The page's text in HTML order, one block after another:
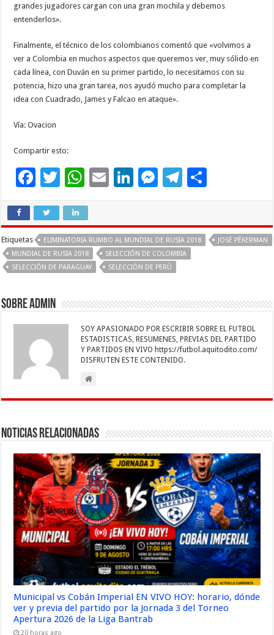
grandes jugadores cargan con una gran mochila y debemos
entenderlos».
Finalmente, el técnico de los colombianos comentó que «volvimos a
ver a Colombia en muchos aspectos que queremos ver, muy sólido en
cada línea, con Duván en su primer partido, lo necesitamos con su
potencia, hizo una gran tarea, nos ayudó mucho para completar la
idea con Cuadrado, James y Falcao en ataque».
Vía: Ovacion
Compartir esto:
F
e
b
o
o
k
T
tt
er
W
at
sA
p
p
E
l
Li
e
dI
n
M
n
g
er
T
gr
a
p
r
Etiquetas ELIMINATORIA RUMBO AL MUNDIAL DE RUSIA 2018
JOSÉ PÉKERMAN
MUNDIAL DE RUSIA 2018
SELECCIÓN DE COLOMBIA
SELECCIÓN DE PARAGUAY
SELECCIÓN DE PERÚ
Sobre admin
SOY APASIONADO POR ESCRIBIR SOBRE EL FUTBOL
ESTADISTICAS, RESUMENES, PREVIAS DEL PARTIDO
Y PARTIDOS EN VIVO https://futbol.aquitodito.com/
DISFRUTEN ESTE CONTENIDO.
Noticias Relacionadas
Municipal vs Cobán Imperial EN VIVO HOY: horario, dónde
ver y previa del partido por la Jornada 3 del Torneo
Apertura 2026 de la Liga Bantrab
20 horas ago